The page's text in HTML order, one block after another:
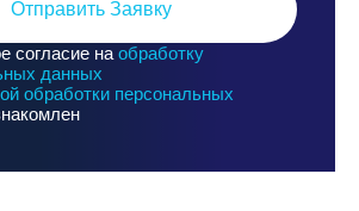
Отправить Заявку
согласие на обработку
данных
обработки персональных